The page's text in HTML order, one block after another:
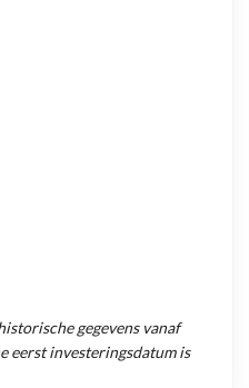
gegevens vanaf
eerst investeringsdatum is